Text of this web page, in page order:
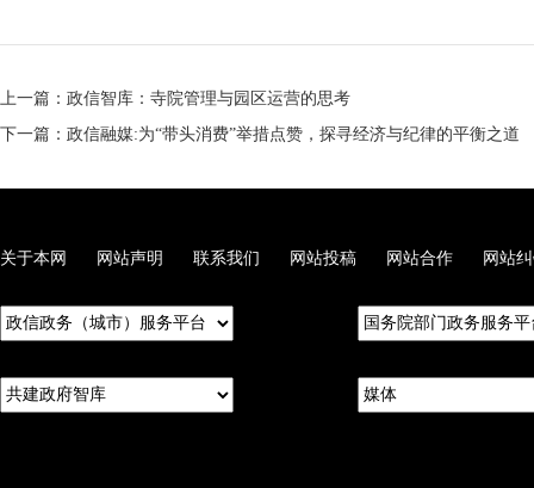
上一篇：政信智库：寺院管理与园区运营的思考
下一篇：政信融媒:为“带头消费”举措点赞，探寻经济与纪律的平衡之道
关于本网 网站声明 联系我们 网站投稿 网站合作 网站